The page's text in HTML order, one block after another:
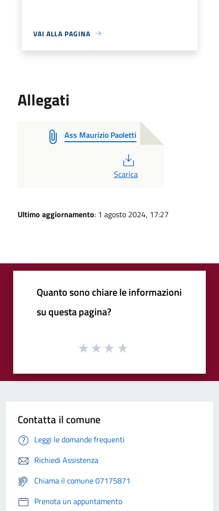
VAI ALLA PAGINA
Allegati
Ass Maurizio Paoletti
Scarica
Ultimo aggiornamento: 1 agosto 2024, 17:27
Quanto sono chiare le informazioni
su questa pagina?
Contatta il comune
Leggi le domande frequenti
Richiedi Assistenza
Chiama il comune 07175871
Prenota un appuntamento